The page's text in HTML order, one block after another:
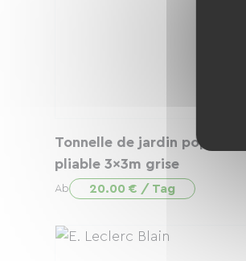
Tonnelle de jardin pop up
pliable 3x3m grise
Ab 20.00 € / Tag